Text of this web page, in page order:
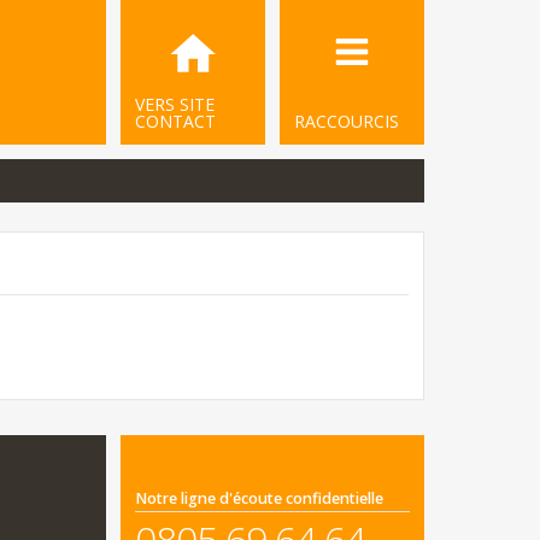
RACCOURCIS
VERS SITE
CONTACT
Notre ligne d'écoute confidentielle